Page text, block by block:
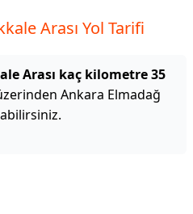
Arası Yol Tarifi
Arası kaç kilometre 35
Ankara Elmadağ